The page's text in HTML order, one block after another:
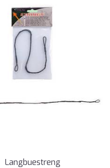
Langbuestreng